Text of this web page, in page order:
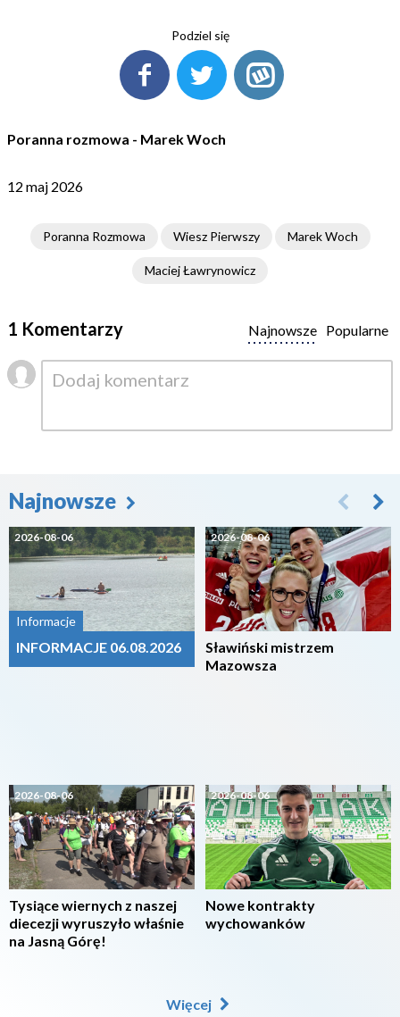
Podziel się
Poranna rozmowa - Marek Woch
12 maj 2026
Poranna Rozmowa Wiesz Pierwszy Marek Woch
Maciej Ławrynowicz
1 Komentarzy Popularne
Najnowsze
Najnowsze
2026-08-06
Informacje
INFORMACJE 06.08.2026
2026-08-06
Tysiące wiernych z naszej
diecezji wyruszyło właśnie
na Jasną Górę!
2026-08-06
Sławiński mistrzem
Mazowsza
2026-08-06
Nowe kontrakty
wychowanków
Więcej